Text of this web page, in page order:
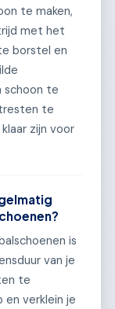
te maken,
met het
borstel en
schoon te
te
zijn voor
is
van je
te
en verklein je